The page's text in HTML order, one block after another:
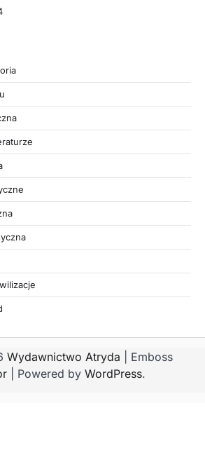
Wydawnictwo Atryda | Emboss
| Powered by WordPress.